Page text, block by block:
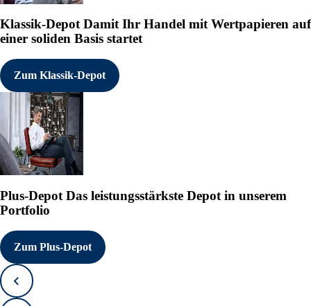
Klassik-DepotDamit Ihr Handel mit Wertpapieren auf
einer soliden Basis startet
Zum Klassik-Depot
Plus-Depot Das leistungsstärkste Depot in unserem
Portfolio
Zum Plus-Depot
Zurück